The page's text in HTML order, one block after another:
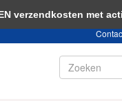
verbergen Meer over
verzendkosten met